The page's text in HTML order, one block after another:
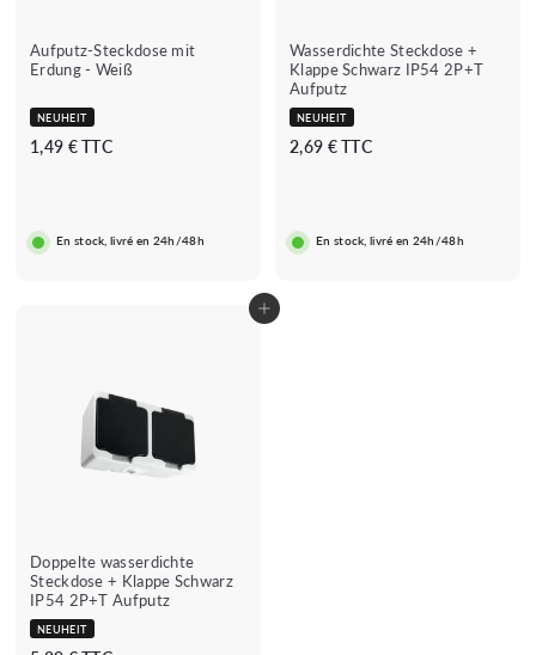
Aufputz-Steckdose mit
Erdung - Weiß
NEUHEIT
1,49 € TTC1
€
En stock, livré en 24h/48h
Wasserdichte Steckdose +
Klappe Schwarz IP54 2P+T
Aufputz
NEUHEIT
2,69 € TTC2
€
En stock, livré en 24h/48h
In den Warenkorb legen
Doppelte wasserdichte
Steckdose + Klappe Schwarz
IP54 2P+T Aufputz
NEUHEIT